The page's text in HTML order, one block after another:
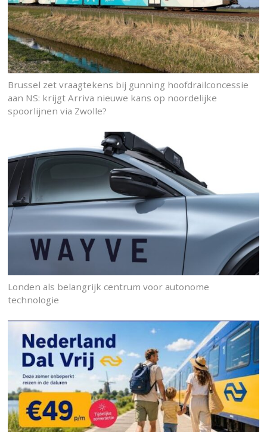
Brussel zet vraagtekens bij gunning hoofdrailconcessie
aan NS: krijgt Arriva nieuwe kans op noordelijke
spoorlijnen via Zwolle?
Londen als belangrijk centrum voor autonome
technologie